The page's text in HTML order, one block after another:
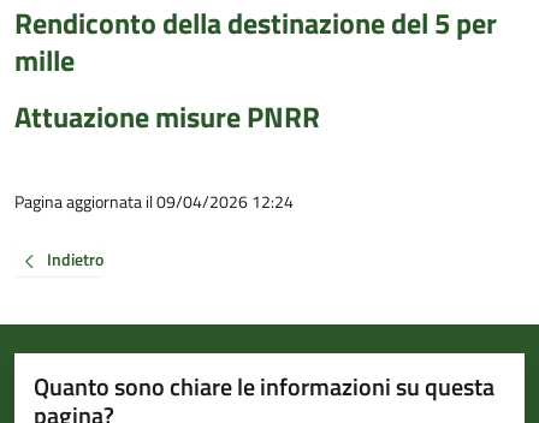
Rendiconto della destinazione del 5 per
mille
Attuazione misure PNRR
Pagina aggiornata il 09/04/2026 12:24
Indietro
Quanto sono chiare le informazioni su questa
pagina?